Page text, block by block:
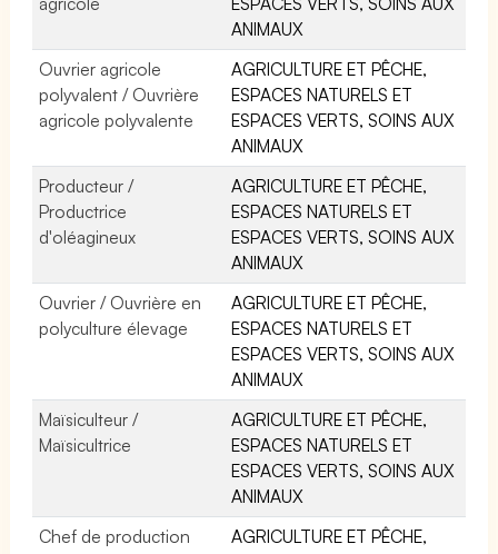
ANIMAUX
Ouvrier agricole
polyvalent / Ouvrière
agricole polyvalente
AGRICULTURE ET PÊCHE,
ESPACES NATURELS ET
ESPACES VERTS, SOINS AUX
ANIMAUX
Producteur /
Productrice
d'oléagineux
AGRICULTURE ET PÊCHE,
ESPACES NATURELS ET
ESPACES VERTS, SOINS AUX
ANIMAUX
Ouvrier / Ouvrière en
polyculture élevage
AGRICULTURE ET PÊCHE,
ESPACES NATURELS ET
ESPACES VERTS, SOINS AUX
ANIMAUX
Maïsiculteur /
Maïsicultrice
AGRICULTURE ET PÊCHE,
ESPACES NATURELS ET
ESPACES VERTS, SOINS AUX
ANIMAUX
Chef de production
AGRICULTURE ET PÊCHE,